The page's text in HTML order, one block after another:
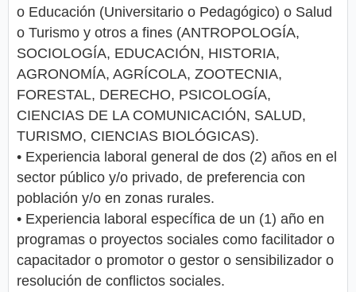
o Educación (Universitario o Pedagógico) o Salud
o Turismo y otros a fines (ANTROPOLOGÍA,
SOCIOLOGÍA, EDUCACIÓN, HISTORIA,
AGRONOMÍA, AGRÍCOLA, ZOOTECNIA,
FORESTAL, DERECHO, PSICOLOGÍA,
CIENCIAS DE LA COMUNICACIÓN, SALUD,
TURISMO, CIENCIAS BIOLÓGICAS).
• Experiencia laboral general de dos (2) años en el
sector público y/o privado, de preferencia con
población y/o en zonas rurales.
• Experiencia laboral específica de un (1) año en
programas o proyectos sociales como facilitador o
capacitador o promotor o gestor o sensibilizador o
resolución de conflictos sociales.